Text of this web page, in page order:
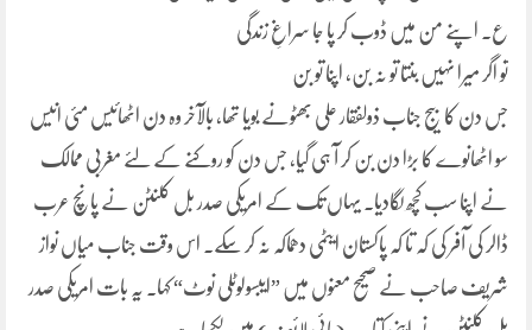
ع۔ اپنے من میں ڈوب کر پا جا سراغِ زندگی
تو اگر میرا نہیں بنتا تو نہ بن، اپنا تو بن
جس دن کا بیج جناب ذولفقار علی بھٹونے بویا تھا، بالآخر وہ دن اٹھائیس مئی انیس
سو اٹھانوے کا بڑا دن بن کر آ ہی گیا، جس دن کو روکنے کے لئے مغربی ممالک
نے اپنا سب کچھ لگادیا۔ یہاں تک کے امریکی صدر بل کلنٹن نے پانچ عرب
ڈالر کی آفر کی کہ تا کہ پاکستان ایٹمی دھماکہ نہ کر سکے۔ اس وقت جناب میاں نواز
شریف صاحب نے صحیح معنوں میں ”ایبسولوٹلی نوٹ“ کہا۔ یہ بات امریکی صدر